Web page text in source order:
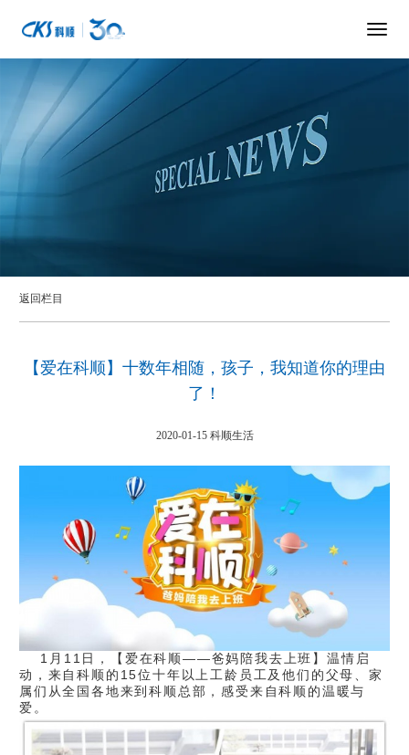
返回栏目
【爱在科顺】十数年相随，孩子，我知道你的理由
了！
2020-01-15 科顺生活
1月11日，【爱在科顺——爸妈陪我去上班】温情启
动，来自科顺的15位十年以上工龄员工及他们的父母、家
属们从全国各地来到科顺总部，感受来自科顺的温暖与
爱。